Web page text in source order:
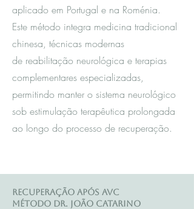
aplicado em Portugal e na Roménia.
Este método integra medicina tradicional
chinesa, técnicas modernas
de reabilitação neurológica e terapias
complementares especializadas,
permitindo manter o sistema neurológico
sob estimulação terapêutica prolongada
ao longo do processo de recuperação.
Recuperação após AVC
Método Dr. João Catarino